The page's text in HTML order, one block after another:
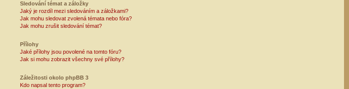
Sledování témat a záložky
Jaký je rozdíl mezi sledováním a záložkami?
Jak mohu sledovat zvolená témata nebo fóra?
Jak mohu zrušit sledování témat?
Přílohy
Jaké přílohy jsou povolené na tomto fóru?
Jak si mohu zobrazit všechny své přílohy?
Záležitosti okolo phpBB 3
Kdo napsal tento program?